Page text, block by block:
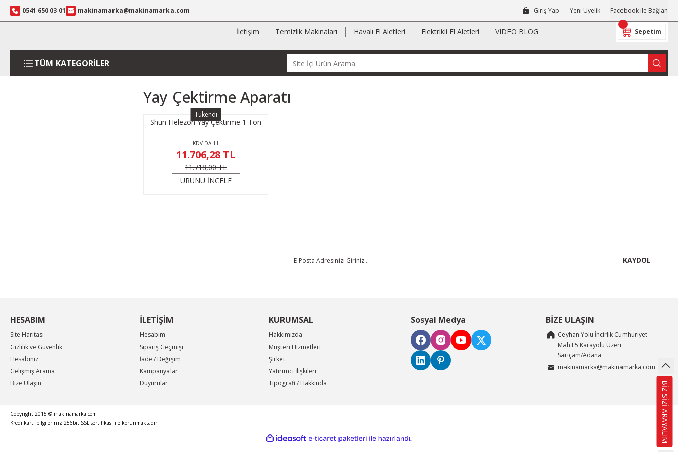
0541 650 03 01 makinamarka@makinamarka.com Giriş Yap Yeni Üyelik Facebook ile Bağlan
İletişim Temizlik Makinaları Havalı El Aletleri Elektrikli El Aletleri VIDEO BLOG Sepetim
TÜM KATEGORİLER
Yay Çektirme Aparatı
Tükendi
Shun Helezon Yay Çektirme 1 Ton
KDV DAHİL
11.706,28 TL
11.718,00 TL
ÜRÜNÜ İNCELE
KAYDOL
HESABIM
Site Haritası
Gizlilik ve Güvenlik
Hesabınız
Gelişmiş Arama
Bize Ulaşın
İLETİŞİM
Hesabım
Sipariş Geçmişi
İade / Değişim
Kampanyalar
Duyurular
KURUMSAL
Hakkımızda
Müşteri Hizmetleri
Şirket
Yatırımcı İlişkileri
Tipografi / Hakkında
Sosyal Medya BİZE ULAŞIN
Ceyhan Yolu İncirlik Cumhuriyet
Mah.E5 Karayolu Üzeri
Sarıçam/Adana
makinamarka@makinamarka.com
Copyright 2015 © makinamarka.com
Kredi kartı bilgileriniz 256bit SSL sertifikası ile korunmaktadır.
BİZ SİZİ ARAYALIM
ideasoft
e-